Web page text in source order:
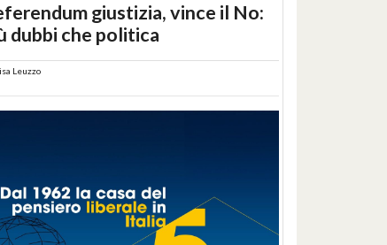
giustizia, vince il No:
dubbi che politica
Leuzzo